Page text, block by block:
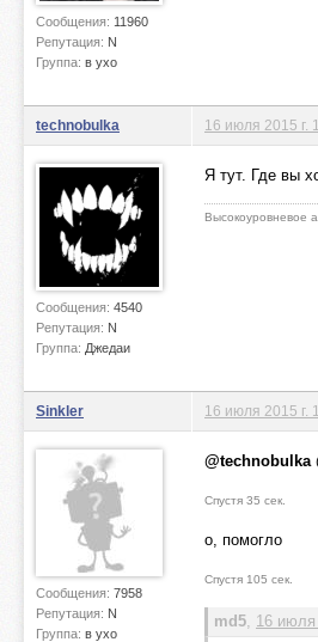
Сообщения: 11960
Репутация: N
Группа: в ухо
technobulka
Сообщения: 4540
Репутация: N
Группа: Джедаи
16 июля 2015 г.
Я тут. Где вы
Высокоуровневое
Sinkler
Сообщения: 7958
Репутация: N
Группа: в ухо
16 июля 2015 г.
@technobulka
Спустя 35 сек.
о, помогло
Спустя 105 сек.
md5, 16 июля